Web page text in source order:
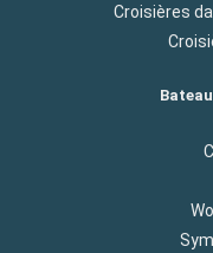
Croisières